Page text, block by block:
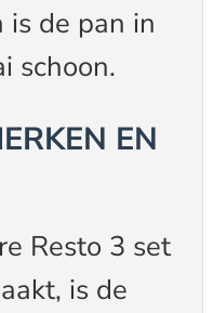
is de pan in
schoon.
EN
Resto 3 set
is de